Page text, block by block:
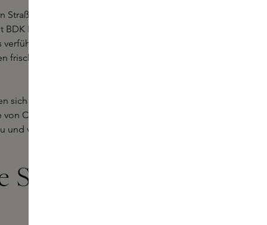
von Paris, umgeben von
Parfums Pas Ce Soir werden
Duftes auf Ihren
frischen Akzenten von schwarzem
sich die blumigen und fruchtigen
Cashmeran, Patchouli und
und verleiht dem Duft einen
bei